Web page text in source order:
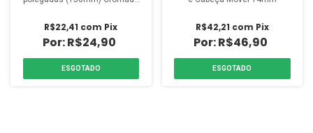
R$24,90
R$22,41 com Pix
ESGOTADO
R$46,90
R$42,21 com Pix
ESGOTADO